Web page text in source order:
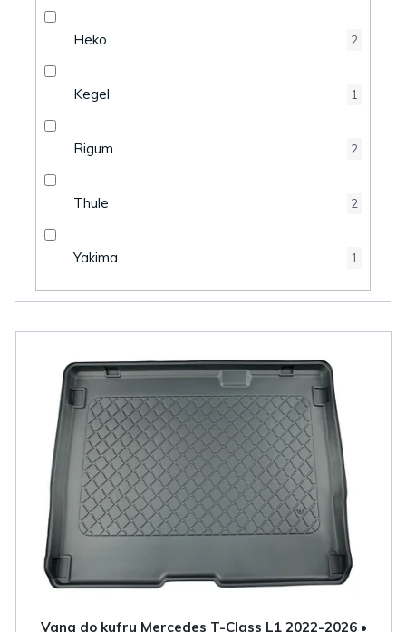
Heko 2
Kegel 1
Rigum 2
Thule 2
Yakima 1
Vana do kufru Mercedes T-Class L1 2022-2026 •